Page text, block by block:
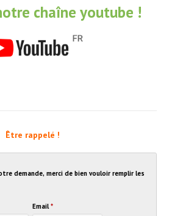
chaîne youtube !
Être rappelé !
demande, merci de bien vouloir remplir les
Email*